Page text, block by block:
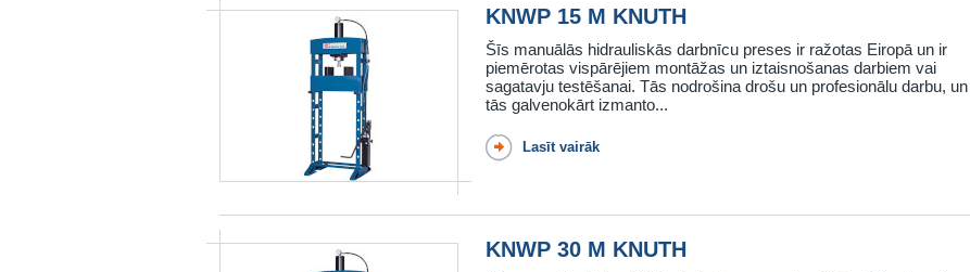
KNWP 15 M KNUTH
Šīs manuālās hidrauliskās darbnīcu preses ir ražotas Eiropā un ir
piemērotas vispārējiem montāžas un iztaisnošanas darbiem vai
sagatavju testēšanai. Tās nodrošina drošu un profesionālu darbu, un
tās galvenokārt izmanto...
Lasīt vairāk
KNWP 30 M KNUTH